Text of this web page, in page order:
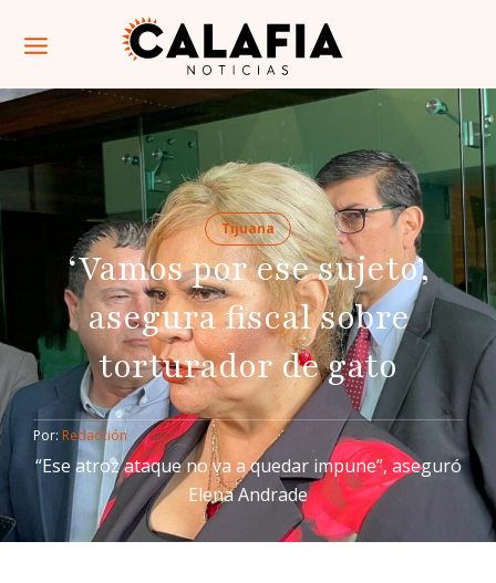
Tijuana
‘Vamos por ese sujeto’,
asegura fiscal sobre
torturador de gato
Por: Redacción
“Ese atroz ataque no va a quedar impune”, aseguró
Elena Andrade